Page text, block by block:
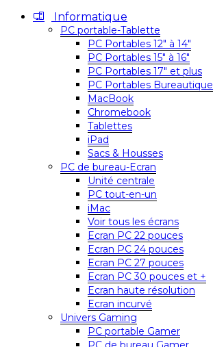
Informatique
PC portable-Tablette
PC Portables 12″ à 14″
PC Portables 15″ à 16″
PC Portables 17″ et plus
PC Portables Bureautique
MacBook
Chromebook
Tablettes
iPad
Sacs & Housses
PC de bureau-Ecran
Unité centrale
PC tout-en-un
iMac
Voir tous les écrans
Ecran PC 22 pouces
Ecran PC 24 pouces
Ecran PC 27 pouces
Ecran PC 30 pouces et +
Ecran haute résolution
Ecran incurvé
Univers Gaming
PC portable Gamer